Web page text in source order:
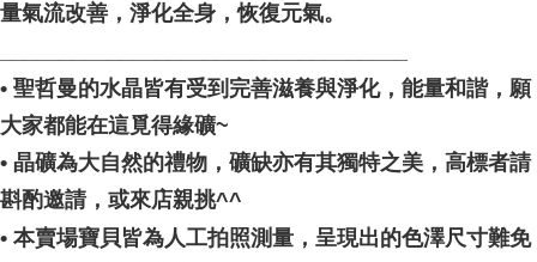
量氣流改善，淨化全身，恢復元氣。
• 聖哲曼的水晶皆有受到完善滋養與淨化，能量和諧，願
大家都能在這覓得緣礦~
• 晶礦為大自然的禮物，礦缺亦有其獨特之美，高標者請
斟酌邀請，或來店親挑^^
• 本賣場寶貝皆為人工拍照測量，呈現出的色澤尺寸難免